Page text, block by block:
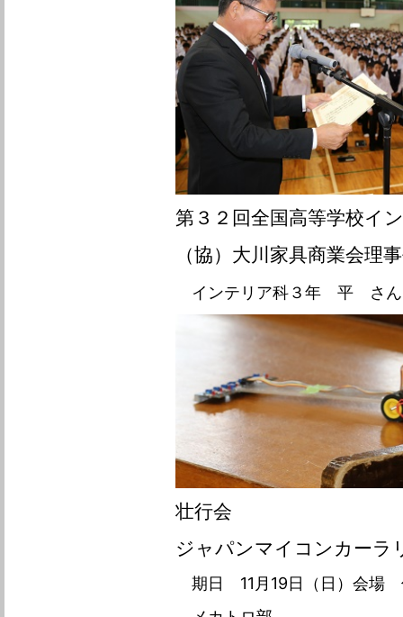
第３２回全国高等学校イ
（協）大川家具商業会理
インテリア科３年 平 さん
壮行会
ジャパンマイコンカー
期日 11月19日（日）会場